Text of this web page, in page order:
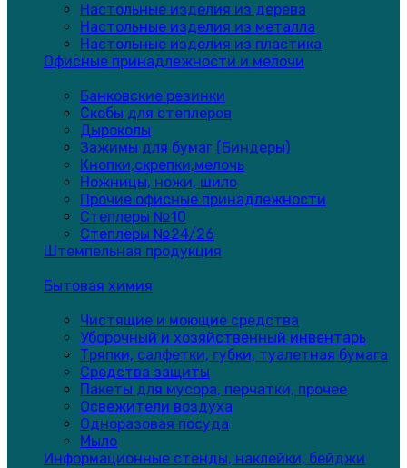
Настольные изделия из дерева
Настольные изделия из металла
Настольные изделия из пластика
Офисные принадлежности и мелочи
Банковские резинки
Скобы для степлеров
Дыроколы
Зажимы для бумаг (Биндеры)
Кнопки,скрепки,мелочь
Ножницы, ножи, шило
Прочие офисные принадлежности
Степлеры №10
Степлеры №24/26
Штемпельная продукция
Бытовая химия
Чистящие и моющие средства
Уборочный и хозяйственный инвентарь
Тряпки, салфетки, губки, туалетная бумага
Средства защиты
Пакеты для мусора, перчатки, прочее
Освежители воздуха
Одноразовая посуда
Мыло
Информационные стенды, наклейки, бейджи